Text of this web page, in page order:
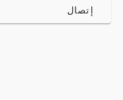
إتصال